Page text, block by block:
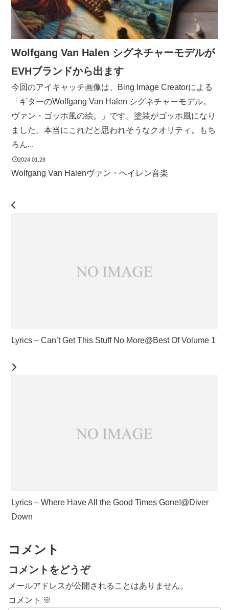
Wolfgang Van Halen シグネチャーモデルが
EVHブランドから出ます
今回のアイキャッチ画像は、Bing Image Creatorによる
「ギターのWolfgang Van Halen シグネチャーモデル。
ヴァン・ゴッホ風の絵。」です。塗装がゴッホ風になり
ました。本当にこれだと思われそうなクオリティ。もち
ろん...
2024.01.28
Wolfgang Van Halenヴァン・ヘイレン音楽
Lyrics – Can’t Get This Stuff No More@Best Of Volume 1
Lyrics – Where Have All the Good Times Gone!@Diver
Down
コメント
コメントをどうぞ
メールアドレスが公開されることはありません。
コメント ※